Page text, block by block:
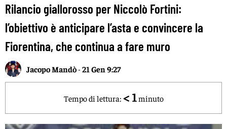
Rilancio giallorosso per Niccolò Fortini:
l’obiettivo è anticipare l’asta e convincere la
Fiorentina, che continua a fare muro
Jacopo Mandò-21 Gen 9:27
Tempo di lettura: < 1 minuto